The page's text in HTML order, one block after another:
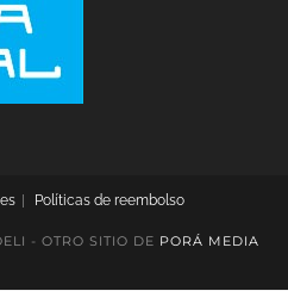
Políticas de reembolso
- OTRO SITIO DE PORÁ MEDIA